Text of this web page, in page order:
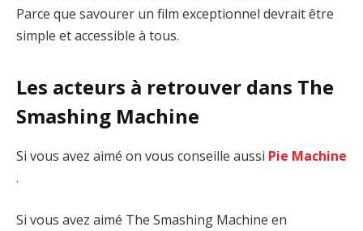
Parce que savourer un film exceptionnel devrait être
simple et accessible à tous.
Les acteurs à retrouver dans The
Smashing Machine
Si vous avez aimé on vous conseille aussi Pie Machine
.
Si vous avez aimé The Smashing Machine en